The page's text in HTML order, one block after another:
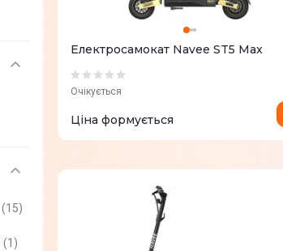
(15)
(1 )
Електросамокат Navee ST5 Max
Очікується
Ціна формується